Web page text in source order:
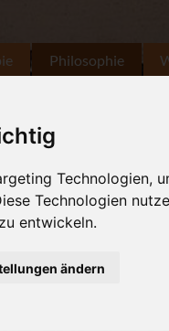
Technologien,
Technologien
entwickeln.
ändern
Philosophie